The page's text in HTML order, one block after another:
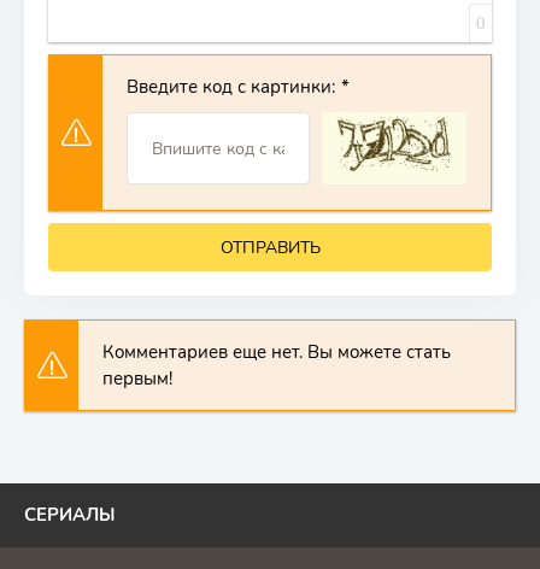
0
Введите код с картинки:
ОТПРАВИТЬ
Комментариев еще нет. Вы можете стать
первым!
СЕРИАЛЫ